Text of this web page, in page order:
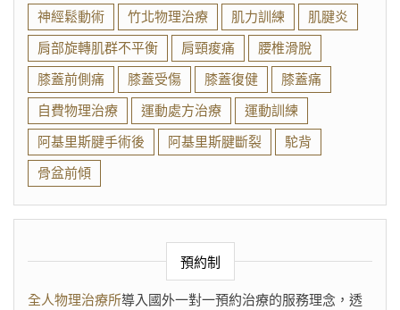
神經鬆動術 竹北物理治療 肌力訓練
肌腱炎
肩部旋轉肌群不平衡
肩頸痠痛
腰椎滑脫
膝蓋前側痛
膝蓋受傷 膝蓋復健
膝蓋痛
自費物理治療
運動處方治療
運動訓練
阿基里斯腱手術後
阿基里斯腱斷裂
駝背
骨盆前傾
預約制
全人物理治療所導入國外一對一預約治療的服務理念，透